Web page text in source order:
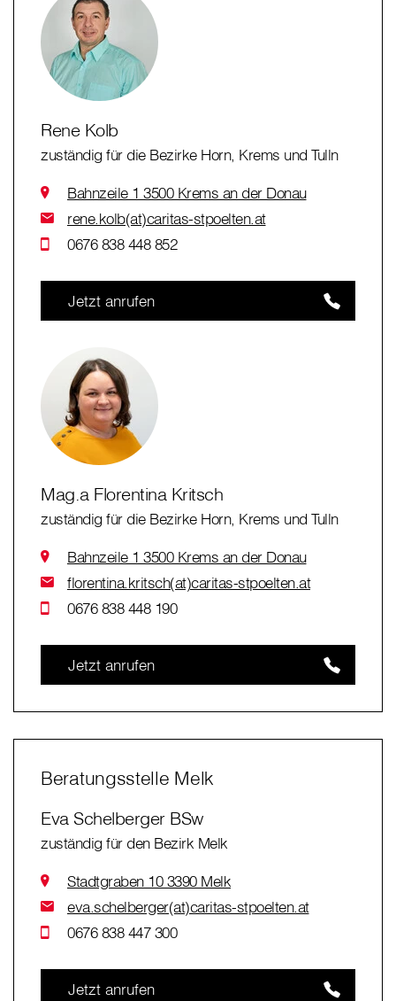
Rene Kolb
zuständig für die Bezirke Horn, Krems und Tulln
Bahnzeile 1 3500 Krems an der Donau
rene.kolb(at)caritas-stpoelten.at
0676 838 448 852
Jetzt anrufen
Mag.a Florentina Kritsch
zuständig für die Bezirke Horn, Krems und Tulln
Bahnzeile 1 3500 Krems an der Donau
florentina.kritsch(at)caritas-stpoelten.at
0676 838 448 190
Jetzt anrufen
Beratungsstelle Melk
Eva Schelberger BSw
zuständig für den Bezirk Melk
Stadtgraben 10 3390 Melk
eva.schelberger(at)caritas-stpoelten.at
0676 838 447 300
Jetzt anrufen